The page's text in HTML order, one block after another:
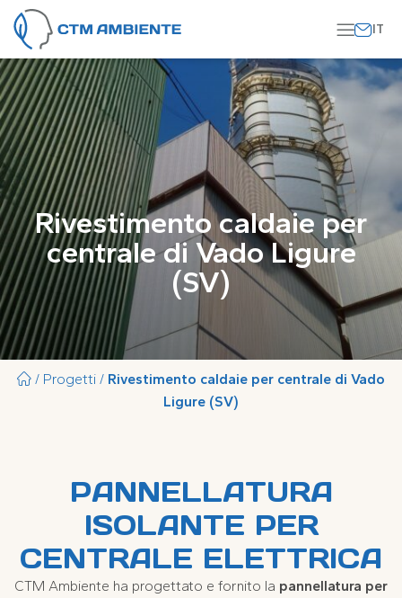
Vai al contenuto
Rivestimento caldaie per
centrale di Vado Ligure
(SV)
/ Progetti / Rivestimento caldaie per centrale di Vado
Ligure (SV)
PANNELLATURA
ISOLANTE PER
CENTRALE ELETTRICA
CTM Ambiente ha progettato e fornito la pannellatura per